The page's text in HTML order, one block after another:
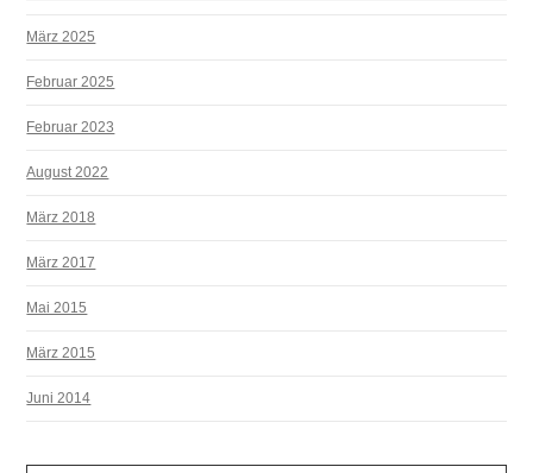
März 2025
Februar 2025
Februar 2023
August 2022
März 2018
März 2017
Mai 2015
März 2015
Juni 2014